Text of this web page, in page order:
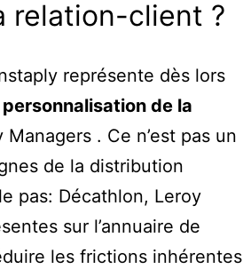
relation-client ?
représente dès lors
de la
. Ce n’est pas un
de la distribution
pas: Décathlon, Leroy
sur l’annuaire de
les frictions inhérentes